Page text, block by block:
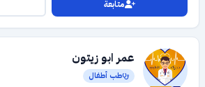
متابعة
عمر ابو زيتون
طب أطفال